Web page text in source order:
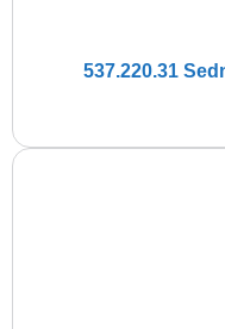
537.220.31